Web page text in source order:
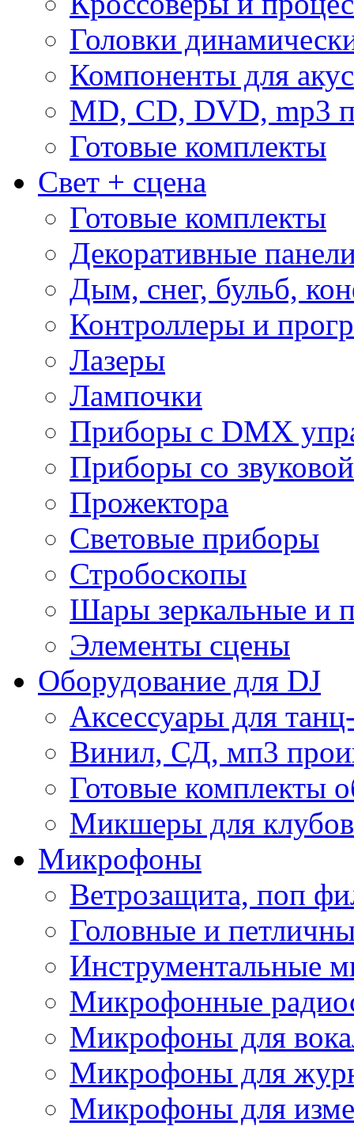
Головки
Компоненты для
MD, CD, DVD, mp3
Готовые комплекты
Свет + сцена
Готовые комплекты
Декоративные
Дым, снег, бульб,
Контроллеры и
Лазеры
Лампочки
Приборы с DMX
Приборы со
Прожектора
Световые приборы
Стробоскопы
Шары зеркальные и
Элементы сцены
Оборудование для DJ
Аксессуары для
Винил, СД, мп3
Готовые комплекты
Микшеры для клубов
Микрофоны
Ветрозащита, поп
Головные и
Инструментальные
Микрофонные
Микрофоны для
Микрофоны для
Микрофоны для